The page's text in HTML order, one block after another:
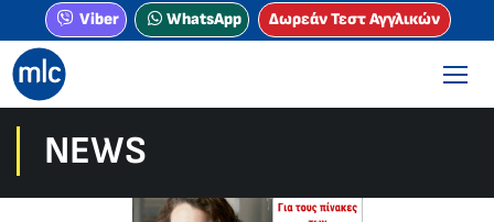
Viber WhatsApp Δωρεάν Τεστ Αγγλικών
NEWS